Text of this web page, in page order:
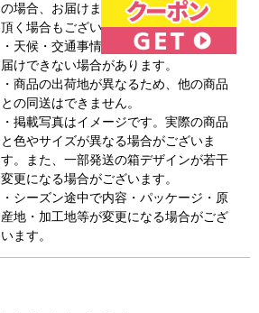
の場合、お届けまでに通常よりお時間を
頂く場合もございます。
・天候・交通事情によりご希望通りにお
届けできない場合があります。
・商品の出荷地が異なるため、他の商品
との同送はできません。
・掲載写真はイメージです。実際の商品
と色やサイズが異なる場合がございま
す。また、一部発送の箱デザインが若干
変更になる場合がございます。
・シーズン途中で内容・パッケージ・原
産地・加工地等が変更になる場合がござ
います。